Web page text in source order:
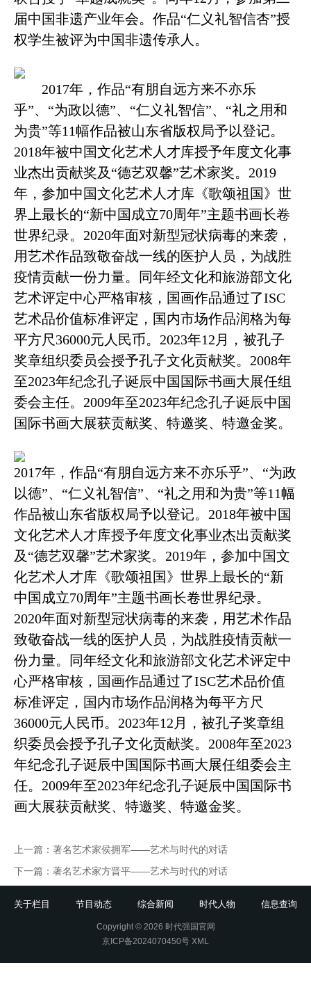
届中国非遗产业年会。 作品“仁义礼智信杏”授
权学生被评为中国非遗传承人。
2017年，作品“有朋自远方来不亦乐
乎”、“为政以德”、“仁义礼智信”、“礼之用和
为贵”等11幅作品被山东省版权局予以登记。
2018年被中国文化艺术人才库授予年度文化事
业杰出贡献奖及 “德艺双馨”艺术家奖。2019
年，参加中国文化艺术人才库《歌颂祖国》世
界上最长的“新中国成立70周年”主题书画长卷
世界纪录。2020年面对新型冠状病毒的来袭，
用艺术作品致敬奋战一线的医护人员，为战胜
疫情贡献一份力量。同年经文化和旅游部文化
艺术评定中心严格审核，国画作品通过了ISC
艺术品价值标准评定，国内市场作品润格为每
平方尺36000元人民币。 2023年12月，被孔子
奖章组织委员会授予孔子文化贡献奖。 2008年
至2023年纪念孔子诞辰中国国际书画大展任组
委会主任。 2009年至2023年纪念孔子诞辰中国
国际书画大展获贡献奖、特邀奖、特邀金奖。
2017年，作品“有朋自远方来不亦乐乎”、“为政
以德”、“仁义礼智信”、“礼之用和为贵”等11幅
作品被山东省版权局予以登记。2018年被中国
文化艺术人才库授予年度文化事业杰出贡献奖
及“德艺双馨”艺术家奖。2019年，参加中国文
化艺术人才库《歌颂祖国》世界上最长的“新
中国成立70周年”主题书画长卷世界纪录。
2020年面对新型冠状病毒的来袭，用艺术作品
致敬奋战一线的医护人员，为战胜疫情贡献一
份力量。同年经文化和旅游部文化艺术评定中
心严格审核，国画作品通过了ISC艺术品价值
标准评定，国内市场作品润格为每平方尺
36000元人民币。 2023年12月，被孔子奖章组
织委员会授予孔子文化贡献奖。 2008年至2023
年纪念孔子诞辰中国国际书画大展任组委会主
任。2009年至2023年纪念孔子诞辰中国国际书
画大展获贡献奖、特邀奖、特邀金奖。
上一篇： 著名艺术家侯拥军——艺术与时代的对话
下一篇： 著名艺术家方晋平——艺术与时代的对话
关于栏目 节目动态 综合新闻 时代人物 信息查询
Copyright © 2026 时代强国官网
京ICP备2024070450号 XML